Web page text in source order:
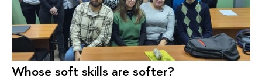
Whose soft skills are softer?